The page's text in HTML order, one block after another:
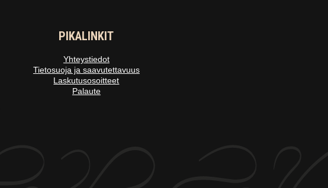
PIKALINKIT
Yhteystiedot
Tietosuoja ja saavutettavuus
Laskutusosoitteet
Palaute